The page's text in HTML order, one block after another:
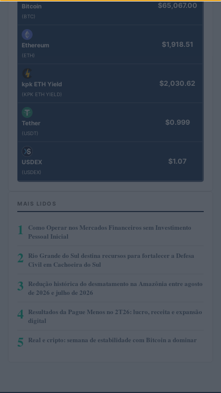
Bitcoin
(BTC)
$65,067.00
Ethereum
(ETH)
$1,918.51
kpk ETH Yield
(KPK ETH YIELD)
$2,030.62
Tether
(USDT)
$0.999
USDEX
(USDEX)
$1.07
MAIS LIDOS
1
Como Operar nos Mercados Financeiros sem Investimento
Pessoal Inicial
2 Rio Grande do Sul destina recursos para fortalecer a Defesa
Civil em Cachoeira do Sul
3 Redução histórica do desmatamento na Amazônia entre agosto
de 2026 e julho de 2026
4 Resultados da Pague Menos no 2T26: lucro, receita e expansão
digital
5 Real e cripto: semana de estabilidade com Bitcoin a dominar